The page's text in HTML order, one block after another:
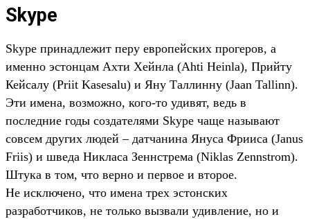
Skype
Skype принадлежит перу европейских прогеров, а
именно эстонцам Ахти Хейнла (Ahti Heinla), Прийту
Кейсалу (Priit Kasesalu) и Яну Таллинну (Jaan Tallinn).
Эти имена, возможно, кого-то удивят, ведь в
последние годы создателями Skype чаще называют
совсем других людей – датчанина Януса Фрииса (Janus
Friis) и шведа Никласа Зеннстрема (Niklas Zennstrom).
Штука в том, что верно и первое и второе.
Не исключено, что имена трех эстонских
разработчиков, не только вызвали удивление, но и